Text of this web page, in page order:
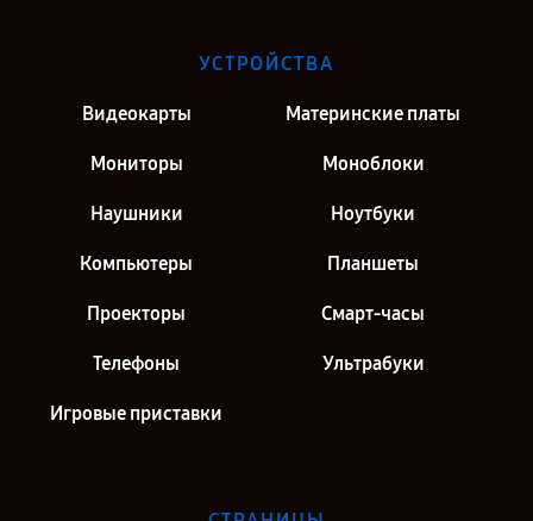
УСТРОЙСТВА
Видеокарты Материнские платы
Мониторы Моноблоки
Наушники Ноутбуки
Компьютеры Планшеты
Проекторы Смарт-часы
Телефоны Ультрабуки
Игровые приставки